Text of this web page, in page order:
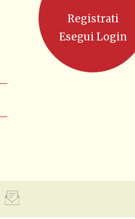
Registrati
Esegui Login